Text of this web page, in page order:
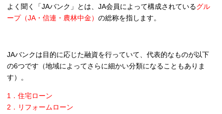
よく聞く「JAバンク」とは、JA会員によって構成されているグル
ープ（JA・信連・農林中金） の総称を指します。
JAバンクは目的に応じた融資を行っていて、代表的なものが以下
の6つです（地域によってさらに細かい分類になることもありま
す）。
1．住宅ローン
2．リフォームローン